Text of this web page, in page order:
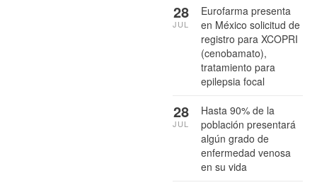
Eurofarma presenta
en México solicitud de
registro para XCOPRI
(cenobamato),
tratamiento para
epilepsia focal
28
JUL
Hasta 90% de la
población presentará
algún grado de
enfermedad venosa
en su vida
28
JUL